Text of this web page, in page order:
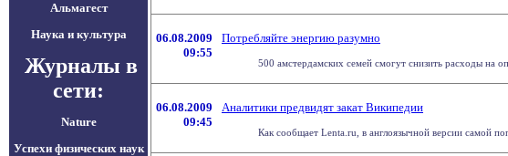
Альмагест
Наука и культура
Журналы в
сети:
Nature
Успехи физических наук
06.08.2009
09:55
Потребляйте энергию разумно
500 амстердамских семей смогут снизить расходы на
06.08.2009
09:45
Аналитики предвидят закат Википедии
Как сообщает Lenta.ru, в англоязычной версии самой